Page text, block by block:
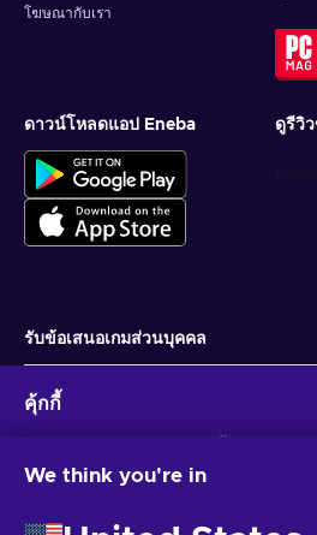
โฆษณากับเรา
ดาวน์โหลดแอป Eneba ดูรีวิ
รับข้อเสนอเกมส่วนบุคคล
คุ้กกี้
รวบรวมและวิเคราะห์ข้อมูลเกี่ยวกับผู้ใช้
บุคคลของคุณอาจถูกนำไปใช้เพื่อปรับแต่
We think you're in